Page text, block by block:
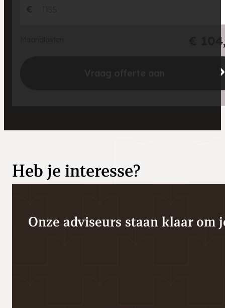
€
Heb je interesse?
Onze adviseurs staan klaar om